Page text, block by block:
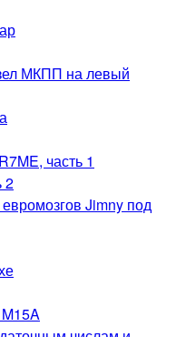
МКПП на левый
часть 1
2
Jimny под